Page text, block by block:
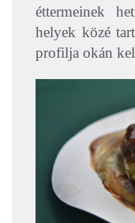
éttermeinek
helyek közé
profilja okán